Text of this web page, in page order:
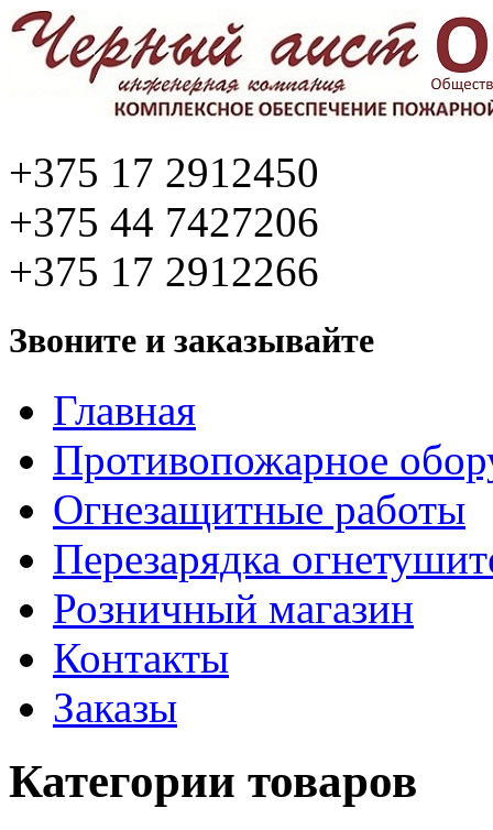
+375 17 2912450
+375 44 7427206
+375 17 2912266
Звоните и заказывайте
Главная
Противопожарное
Огнезащитные работы
Перезарядка
Розничный магазин
Контакты
Заказы
Категории товаров